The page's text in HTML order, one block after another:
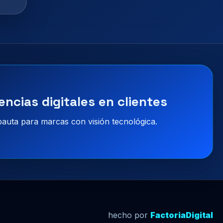
digitales en clientes
para marcas con visión tecnológica.
hecho por FactoriaDigital